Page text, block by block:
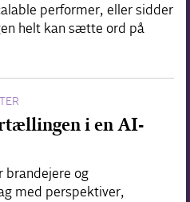
performer, eller sidder
helt kan sætte ord på
i en AI-
brandejere og
med perspektiver,